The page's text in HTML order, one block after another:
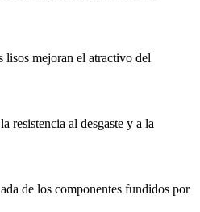
lisos mejoran el atractivo del
resistencia al desgaste y a la
de los componentes fundidos por